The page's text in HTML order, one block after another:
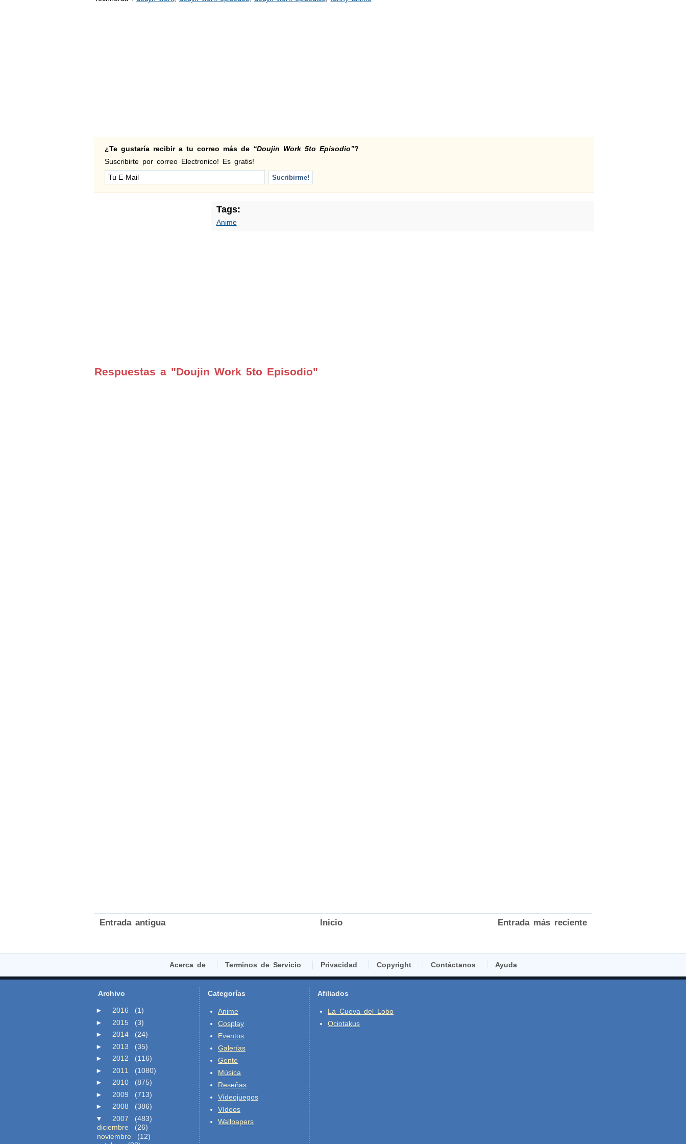
¿Te gustaría recibir a tu correo más de “Doujin Work 5to Episodio”?
Suscribirte por correo Electronico! Es gratis!
Tags:
Anime
Respuestas a "Doujin Work 5to Episodio"
Entrada más reciente
Entrada antigua Inicio
Acerca de Terminos de Servicio Privacidad Copyright Contáctanos Ayuda
Archivo
► 2016
(1)
►
2015
(3)
►
2014
(24)
►
2013
(35)
►
2012
(116)
►
2011
(1080)
►
2010
(875)
►
2009
(713)
►
2008
(386)
▼
2007
(483)
diciembre
(26)
noviembre
(12)
Categorías
Anime
Cosplay
Eventos
Galerías
Gente
Música
Reseñas
Vídeojuegos
Vídeos
Wallpapers
Afiliados
La Cueva del Lobo
Ociotakus